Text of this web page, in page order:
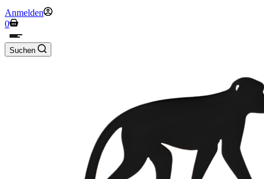
Anmelden
Warenkorb
0
Suchen